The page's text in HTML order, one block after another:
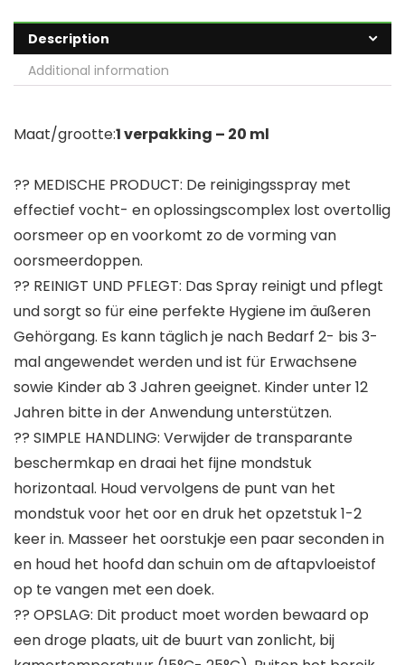
Description
Additional information
Maat/grootte:1 verpakking – 20 ml
?? MEDISCHE PRODUCT: De reinigingsspray met
effectief vocht- en oplossingscomplex lost overtollig
oorsmeer op en voorkomt zo de vorming van
oorsmeerdoppen.
?? REINIGT UND PFLEGT: Das Spray reinigt und pflegt
und sorgt so für eine perfekte Hygiene im äußeren
Gehörgang. Es kann täglich je nach Bedarf 2- bis 3-
mal angewendet werden und ist für Erwachsene
sowie Kinder ab 3 Jahren geeignet. Kinder unter 12
Jahren bitte in der Anwendung unterstützen.
?? SIMPLE HANDLING: Verwijder de transparante
beschermkap en draai het fijne mondstuk
horizontaal. Houd vervolgens de punt van het
mondstuk voor het oor en druk het opzetstuk 1-2
keer in. Masseer het oorstukje een paar seconden in
en houd het hoofd dan schuin om de aftapvloeistof
op te vangen met een doek.
?? OPSLAG: Dit product moet worden bewaard op
een droge plaats, uit de buurt van zonlicht, bij